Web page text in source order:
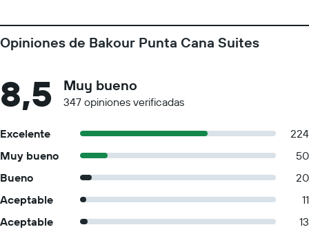
Opiniones de Bakour Punta Cana Suites
8,5 Muy bueno
347 opiniones verificadas
Excelente
224
Muy bueno
50
Bueno
20
Aceptable
11
Aceptable
13